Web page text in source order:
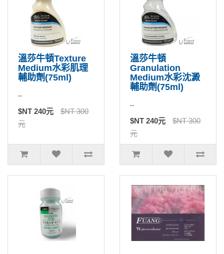
溫莎牛頓Texture
Medium水彩肌理
輔助劑(75ml)
..
$NT 240元
$NT 300
元
溫莎牛頓
Granulation
Medium水彩沈澱
輔助劑(75ml)
..
$NT 240元
$NT 300
元